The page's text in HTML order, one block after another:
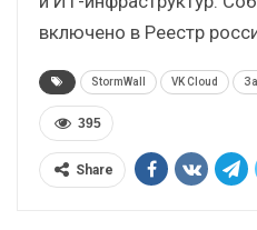
включено в Реестр
StormWall VK Cloud
395
Share